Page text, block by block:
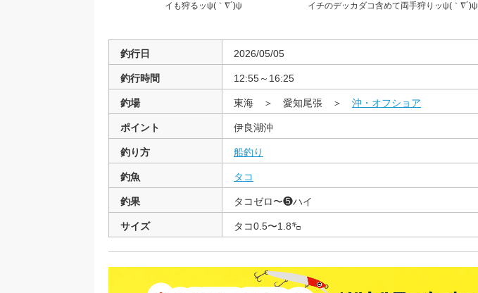
イも狩るッψ(｀∇´)ψ
イチのデッカダコ含めて両手狩りッψ(｀∇´)ψ
釣行日 2026/05/05
釣行時間 12:55～16:25
釣場 東海 ＞ 愛知尾張 ＞ 沖・オフショア
ポイント 伊良湖沖
釣り方 船釣り
釣魚 タコ
釣果 タコゼロ〜❺ハイ
サイズ タコ0.5〜1.8㌔